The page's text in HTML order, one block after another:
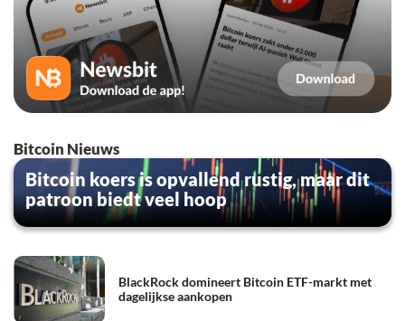
Bitcoin Nieuws
Bitcoin koers is opvallend rustig, maar dit
patroon biedt veel hoop
BlackRock domineert Bitcoin ETF-markt met
dagelijkse aankopen